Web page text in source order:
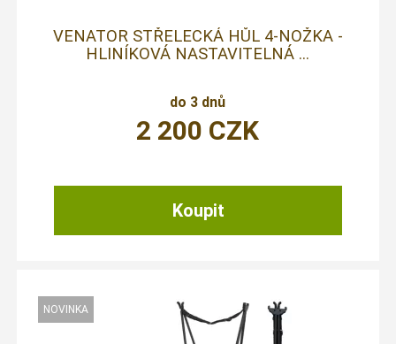
VENATOR STŘELECKÁ HŮL 4-NOŽKA -
HLINÍKOVÁ NASTAVITELNÁ ...
do 3 dnů
2 200 CZK